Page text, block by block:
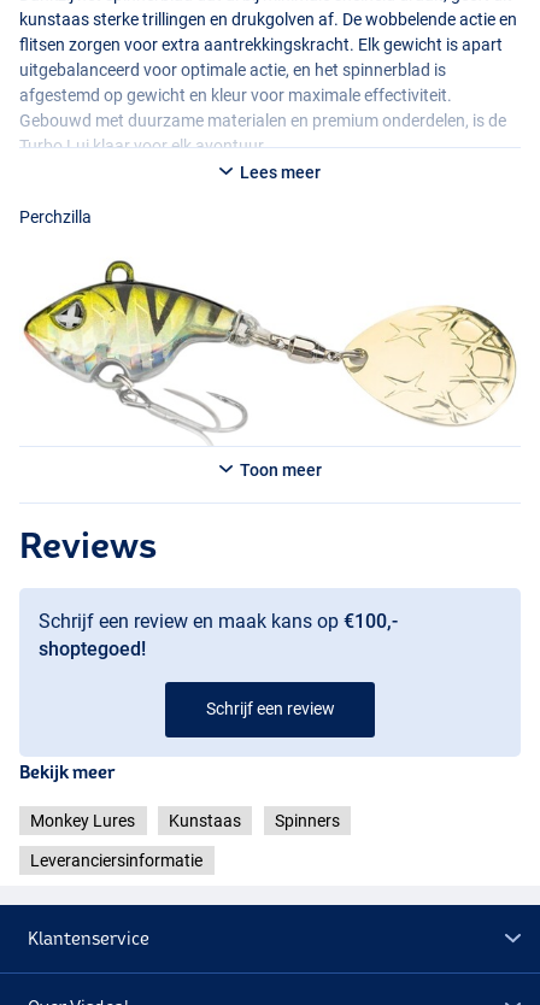
kunstaas sterke trillingen en drukgolven af. De wobbelende actie en
flitsen zorgen voor extra aantrekkingskracht. Elk gewicht is apart
uitgebalanceerd voor optimale actie, en het spinnerblad is
afgestemd op gewicht en kleur voor maximale effectiviteit.
Gebouwd met duurzame materialen en premium onderdelen, is de
Turbo Lui klaar voor elk avontuur.
Lees meer
Perchzilla
Inferno Tiger
Toon meer
Reviews
Schrijf een review en maak kans op €100,-
shoptegoed!
Schrijf een review
Bekijk meer
Monkey Lures Kunstaas Spinners
Leveranciersinformatie
Klantenservice